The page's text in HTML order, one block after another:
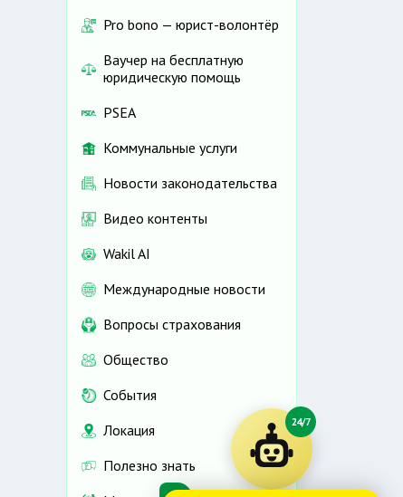
Pro bono — юрист-волонтёр
Ваучер на бесплатную
юридическую помощь
PSEA
Коммунальные услуги
Новости законодательства
Видео контенты
Wakil AI
Международные новости
Вопросы страхования
Общество
События
Локация
Полезно знать
24/7